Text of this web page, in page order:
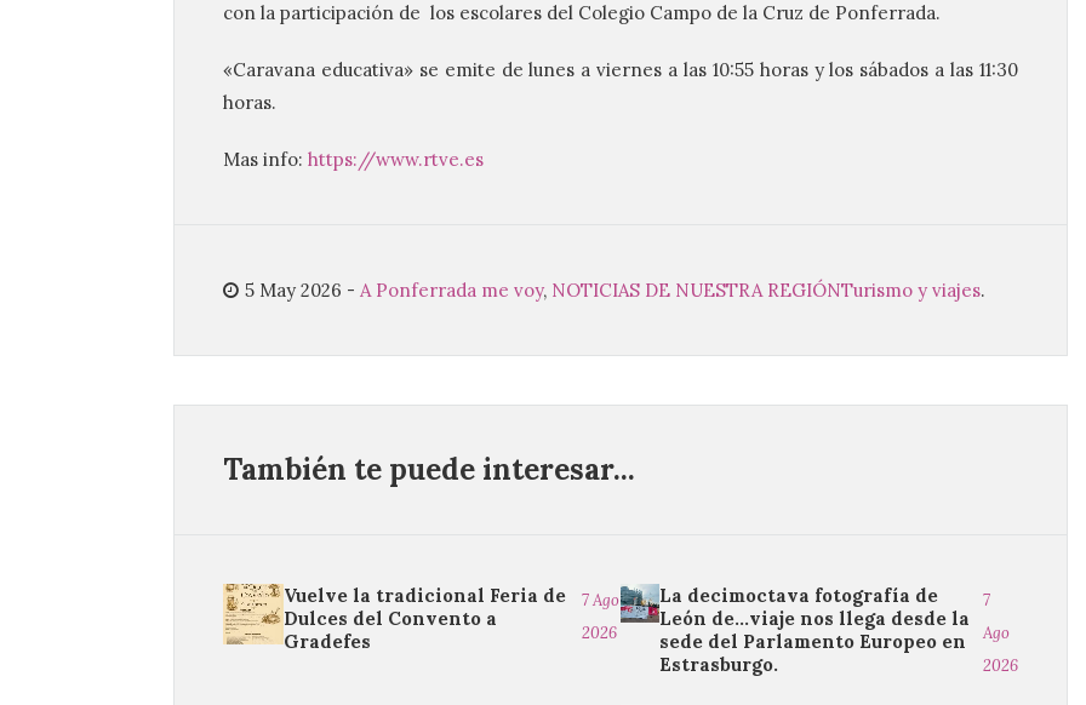
con la participación de los escolares del Colegio Campo de la Cruz de Ponferrada.
«Caravana educativa» se emite de lunes a viernes a las 10:55 horas y los sábados a las 11:30
horas.
Mas info: https://www.rtve.es
5 May 2026 - A Ponferrada me voy, NOTICIAS DE NUESTRA REGIÓNTurismo y viajes.
También te puede interesar...
Vuelve la tradicional Feria de
Dulces del Convento a
Gradefes
7 Ago
2026
La decimoctava fotografía de
León de…viaje nos llega desde la
sede del Parlamento Europeo en
Estrasburgo.
7
Ago
2026